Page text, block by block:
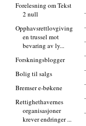
Forelesning om Tekst
2 null
Opphavsrettlovgiving
en trussel mot
bevaring av ly...
Forskningsblogger
Bolig til salgs
Bremser e-bøkene
Rettighethavernes
organisasjoner
krever endringer ...